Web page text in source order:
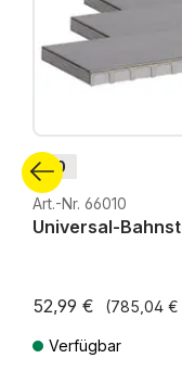
H0
Art.-Nr. 66010
Universal-
52,99 € (785,04 €
Verfügbar